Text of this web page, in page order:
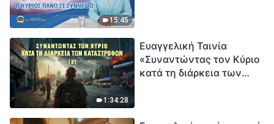
15:45
1:34:28
Ευαγγελική Ταινία
«Συναντώντας τον Κύριο
κατά τη διάρκεια των